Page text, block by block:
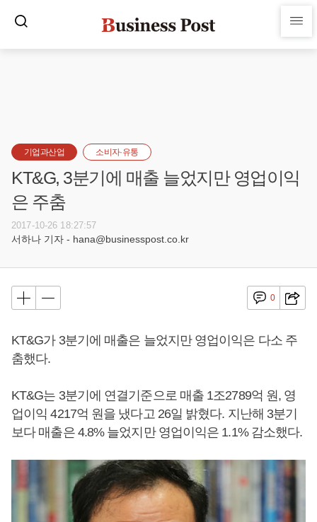
기업과산업 소비자·유통
KT&G, 3분기에 매출 늘었지만 영업이익
은 주춤
2017-10-26 18:27:57
서하나 기자 - hana@businesspost.co.kr
0
KT&G가 3분기에 매출은 늘었지만 영업이익은 다소 주
춤했다.
KT&G는 3분기에 연결기준으로 매출 1조2789억 원, 영
업이익 4217억 원을 냈다고 26일 밝혔다. 지난해 3분기
보다 매출은 4.8% 늘었지만 영업이익은 1.1% 감소했다.